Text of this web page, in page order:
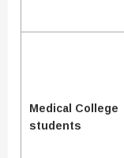
Medical College
students